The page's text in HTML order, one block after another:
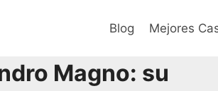
Blog Mejores
Magno: su